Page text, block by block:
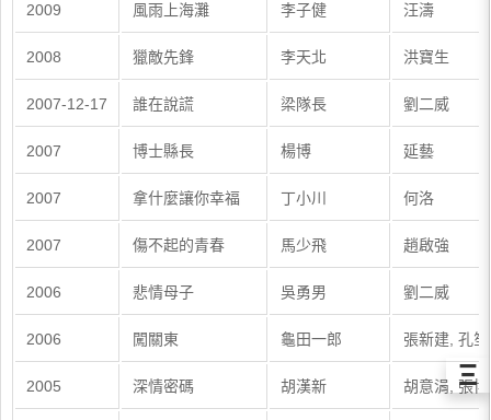
2009 風雨上海灘 李子健 汪濤
2008 獵敵先鋒 李天北 洪寶生
2007-12-17 誰在說謊 梁隊長 劉二威
2007 博士縣長 楊博 延藝
2007 拿什麼讓你幸福 丁小川 何洛
2007 傷不起的青春 馬少飛 趙啟強
2006 悲情母子 吳勇男 劉二威
2006 闖關東 龜田一郎 張新建, 孔笙
2005 深情密碼 胡漢新 胡意涓, 張
Ξ